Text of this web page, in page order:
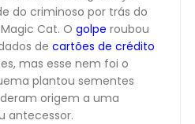
do criminoso por trás do
Cat. O golpe roubou
de cartões de crédito
mas esse nem foi o
plantou sementes
origem a uma
antecessor.